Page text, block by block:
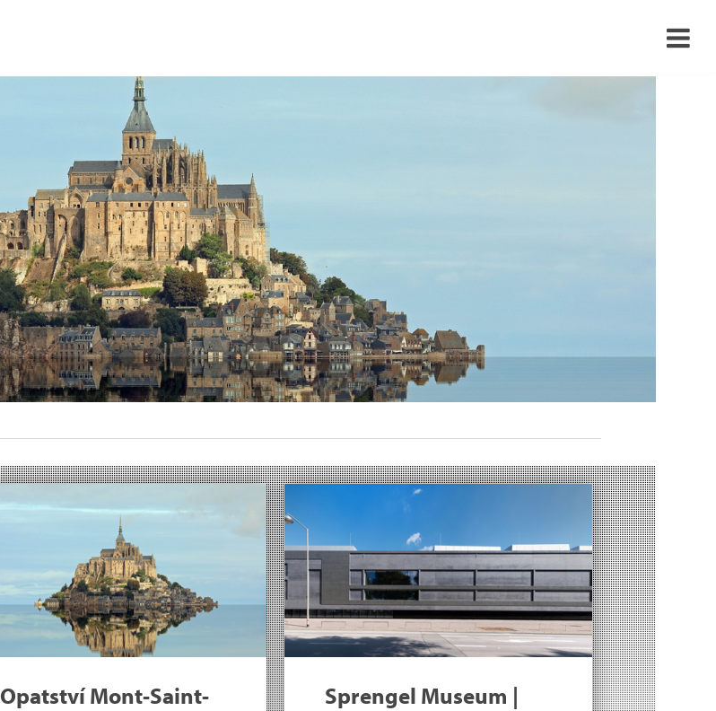
Opatství Mont-Saint-
Sprengel Museum |